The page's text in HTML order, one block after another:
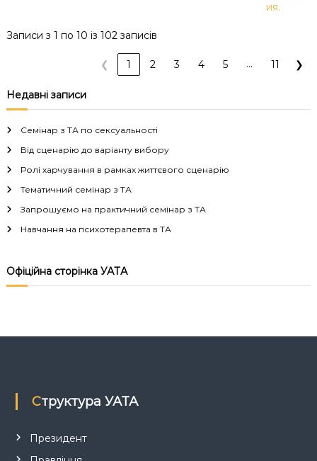
ия.
Записи з 1 по 10 із 102 записів
❮ 1 2 3 4 5 … 11 ❯
Недавні записи
Семінар з ТА по сексуальності
Від сценарію до варіанту вибору
Ролі харчування в рамках життєвого сценарію
Тематичний семінар з ТА
Запрошуємо на практичний семінар з ТА
Навчання на психотерапевта в ТА
Офіційна сторінка УАТА
Структура УАТА
Президент